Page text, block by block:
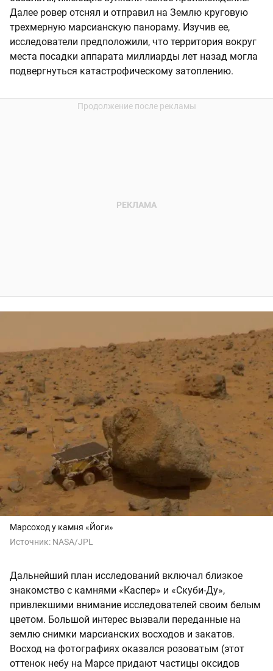
Далее ровер отснял и отправил на Землю круговую
трехмерную марсианскую панораму. Изучив ее,
исследователи предположили, что территория вокруг
места посадки аппарата миллиарды лет назад могла
подвергнуться катастрофическому затоплению.
Марсоход у камня «Йоги»
Источник: NASA/JPL
Дальнейший план исследований включал близкое
знакомство с камнями «Каспер» и «Скуби-Ду»,
привлекшими внимание исследователей своим белым
цветом. Большой интерес вызвали переданные на
землю снимки марсианских восходов и закатов.
Восход на фотографиях оказался розоватым (этот
оттенок небу на Марсе придают частицы оксидов